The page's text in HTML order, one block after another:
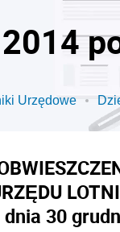
Urzędowe
dnia 30